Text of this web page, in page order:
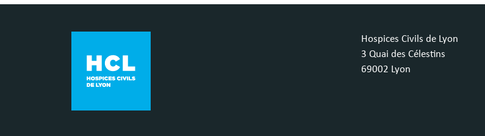
Hospices Civils de Lyon
3 Quai des Célestins
69002 Lyon